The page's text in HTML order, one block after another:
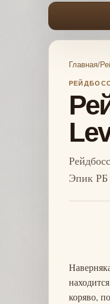
Главная/
Эпик РБ
коряво,